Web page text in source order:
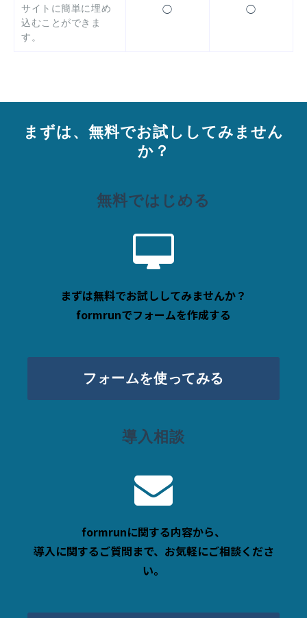
サイトに簡単に埋め
込むことができま
す。
◯ ◯
まずは、無料でお試ししてみません
か？
無料ではじめる
まずは無料でお試ししてみませんか？
formrunでフォームを作成する
フォームを使ってみる
導入相談
formrunに関する内容から、
導入に関するご質問まで、お気軽にご相談くださ
い。